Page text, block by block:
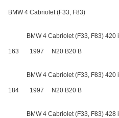
BMW 4 Cabriolet (F33, F83)
BMW 4 Cabriolet (F33, F83) 420 i
163 1997 N20 B20 B
BMW 4 Cabriolet (F33, F83) 420 i
184 1997 N20 B20 B
BMW 4 Cabriolet (F33, F83) 428 i